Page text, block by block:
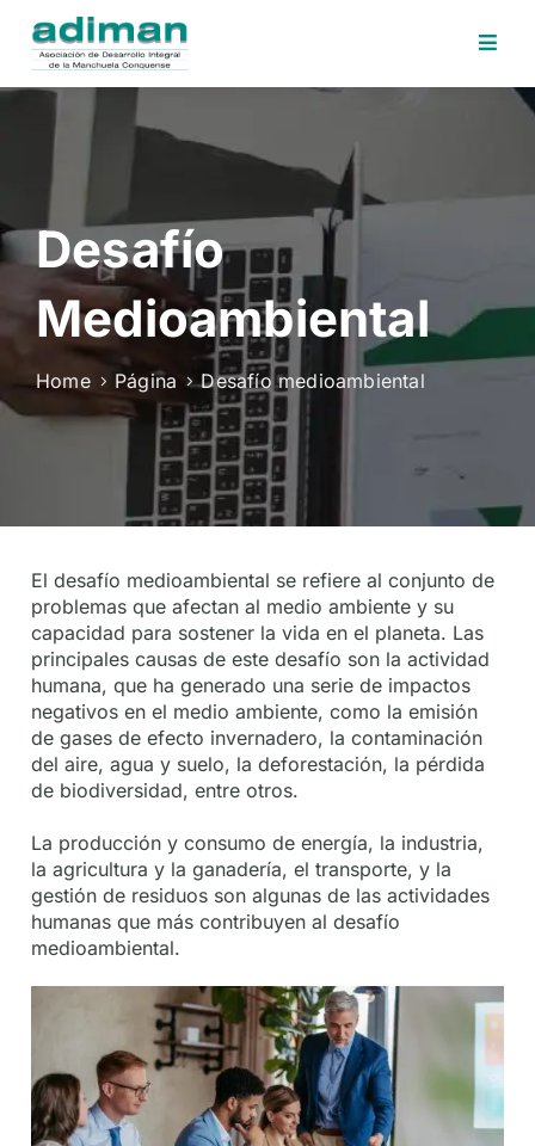
Inicio
Desafios
Electrónica
Contratante
Area
Socios
Desafío
Medioambiental
Home Página Desafío medioambiental
El desafío medioambiental se refiere al conjunto de
problemas que afectan al medio ambiente y su
capacidad para sostener la vida en el planeta. Las
principales causas de este desafío son la actividad
humana, que ha generado una serie de impactos
negativos en el medio ambiente, como la emisión
de gases de efecto invernadero, la contaminación
del aire, agua y suelo, la deforestación, la pérdida
de biodiversidad, entre otros.
La producción y consumo de energía, la industria,
la agricultura y la ganadería, el transporte, y la
gestión de residuos son algunas de las actividades
humanas que más contribuyen al desafío
medioambiental.